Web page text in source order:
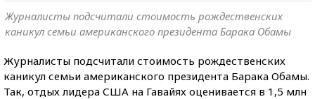
Журналисты подсчитали стоимость рождественских
каникул семьи американского президента Барака Обамы
Журналисты подсчитали стоимость рождественских
каникул семьи американского президента Барака Обамы.
Так, отдых лидера США на Гавайях оценивается в 1,5 млн